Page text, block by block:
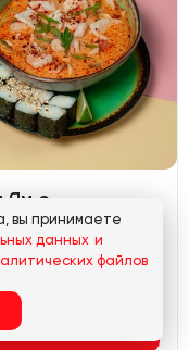
Ям с
Креветка тигровая, кальмар, паста Том-Ям, кокосовое молоко, шампиньоны, помидоры черри, сливки, кинза, лайм. Подается с панмаком
вы принимаете
данных и
файлов